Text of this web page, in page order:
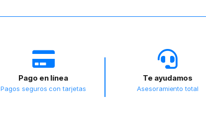
Pago en línea
Pagos seguros con tarjetas
Te ayudamos
Asesoramiento total